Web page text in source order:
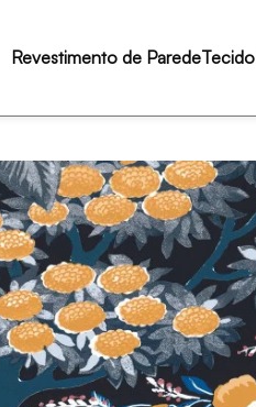
Revestimento de ParedeTecido